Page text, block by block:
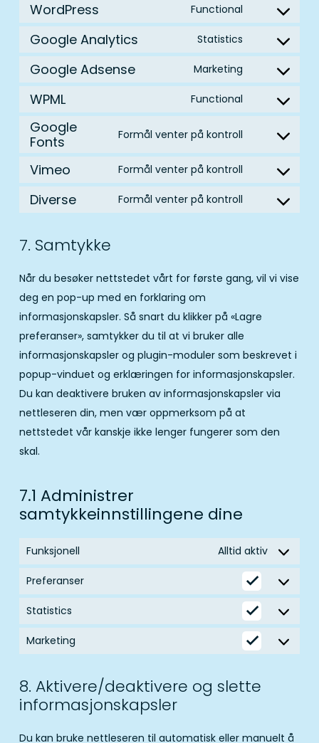
WordPress Functional
Google Analytics Statistics
google-
Google Adsense Marketing
google-
WPML Functional
service
wpml
Google
Fonts
Formål venter på kontroll
service
google-
Vimeo Formål venter på kontroll
Diverse Formål venter på kontroll
7. Samtykke
Når du besøker nettstedet vårt for første gang, vil vi vise
deg en pop-up med en forklaring om
informasjonskapsler. Så snart du klikker på «Lagre
preferanser», samtykker du til at vi bruker alle
informasjonskapsler og plugin-moduler som beskrevet i
popup-vinduet og erklæringen for informasjonskapsler.
Du kan deaktivere bruken av informasjonskapsler via
nettleseren din, men vær oppmerksom på at
nettstedet vår kanskje ikke lenger fungerer som den
skal.
7.1 Administrer
samtykkeinnstillingene dine
Funksjonell Alltid aktiv
Preferanser
Statistics
Statistics
Marketing
Marketing
8. Aktivere/deaktivere og slette
informasjonskapsler
Du kan bruke nettleseren til automatisk eller manuelt å